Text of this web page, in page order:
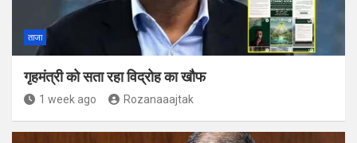
ताजा
गृहमंत्री को सता रहा विद्रोह का खौफ
1 week ago Rozanaaajtak